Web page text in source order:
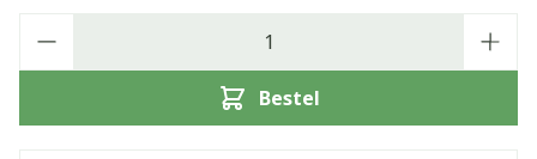
Bestel